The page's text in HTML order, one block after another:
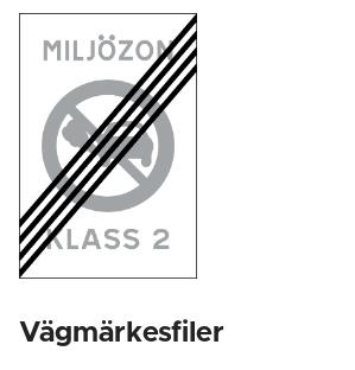
Vägmärkesfiler